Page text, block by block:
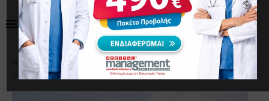
Home Επικαιρότητα
Θεμιστοκλέους: Το ΕΚΑΒ
ενισχύεται με 250 νέα ασθενοφόρα